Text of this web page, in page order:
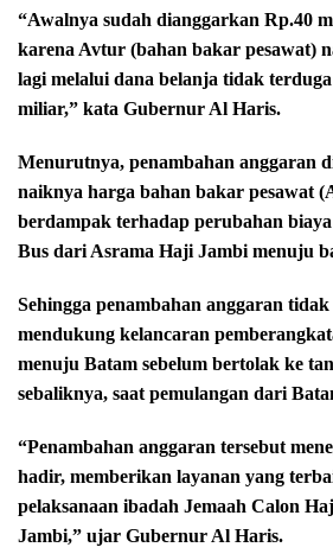
“Awalnya sudah dianggarkan Rp.40
karena Avtur (bahan bakar pesawat)
lagi melalui dana belanja tidak
miliar,” kata Gubernur Al Haris.
Menurutnya, penambahan anggaran
naiknya harga bahan bakar pesawat
berdampak terhadap perubahan
Bus dari Asrama Haji Jambi menuju
Sehingga penambahan anggaran
mendukung kelancaran
menuju Batam sebelum bertolak ke
sebaliknya, saat pemulangan dari
“Penambahan anggaran tersebut
hadir, memberikan layanan yang
pelaksanaan ibadah Jemaah Calon
Jambi,” ujar Gubernur Al Haris.